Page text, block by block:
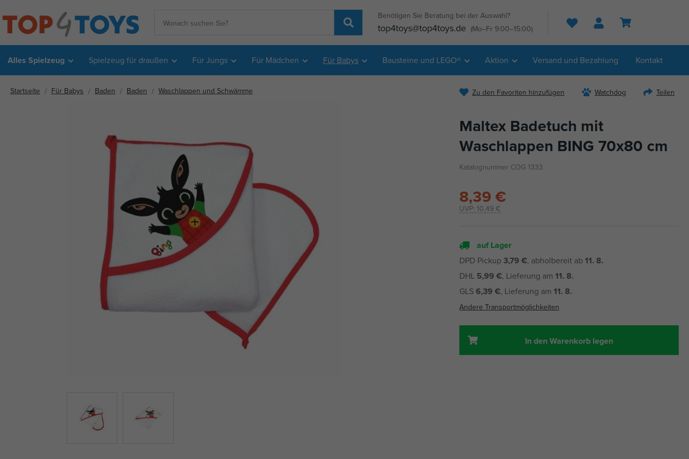
Benötigen Sie Beratung bei der Auswahl?
top4toys@top4toys.de (Mo–Fr 9:00–15:00) Suche
Alles Spielzeug Spielzeug für draußen Für Jungs Für Mädchen Für Babys Bausteine und LEGO® Aktion Versand und Bezahlung Kontakt
Startseite Für Babys Baden Baden Waschlappen und Schwämme Zu den Favoriten hinzufügen Watchdog Teilen
Maltex Badetuch mit
Waschlappen BING 70x80 cm
Katalognummer COG 1333
UVP: 10,49 €
8,39 €
auf Lager
DPD Pickup 3,79 €, abholbereit ab 11. 8.
DHL 5,99 €, Lieferung am 11. 8.
GLS6,39 €, Lieferung am 11. 8.
Andere Transportmöglichkeiten
In den Warenkorb legen